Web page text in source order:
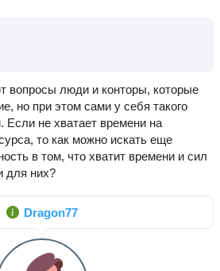
вопросы люди и конторы, которые
но при этом сами у себя такого
Если не хватает времени на
то как можно искать еще
в том, что хватит времени и сил
для них?
Dragon77